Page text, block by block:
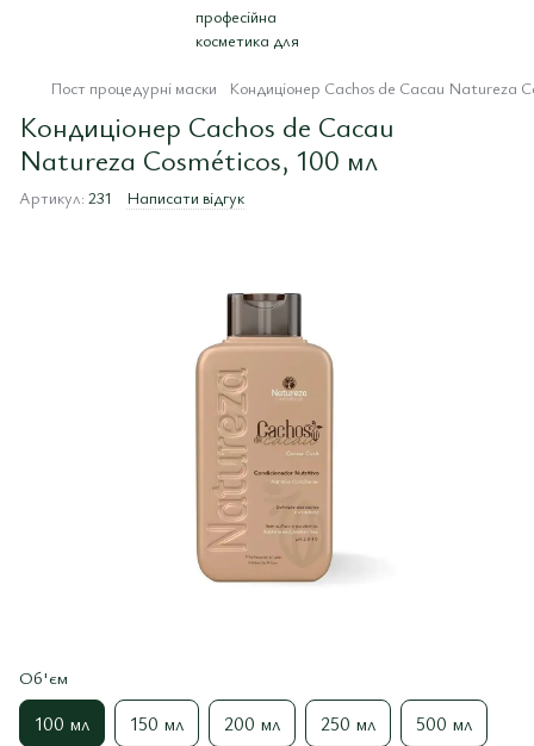
Пост процедурні маски Кондиціонер Cachos de Cacau Natureza
Кондиціонер Cachos de Cacau
Natureza Cosméticos, 100 мл
Артикул: 231 Написати відгук
Об'єм
100 мл 150 мл 200 мл 250 мл 500 мл